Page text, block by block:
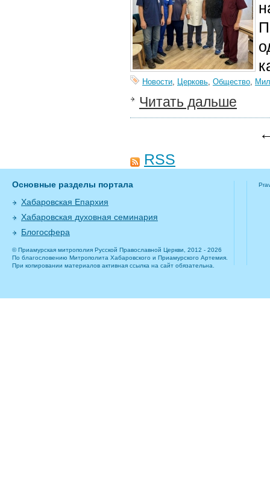
Новости, Церковь, Общество,
Читать дальше
RSS
Основные разделы портала
Хабаровская Епархия
Хабаровская духовная семинария
Блогосфера
© Приамурская митрополия Русской Православной Церкви, 2012 - 2026
По благословению Митрополита Хабаровского и Приамурского Артемия.
При копировании материалов активная ссылка на сайт обязательна.